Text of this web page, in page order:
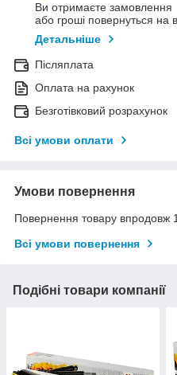
Ви отримаєте замовлення
або гроші повернуться на
Детальніше
Післяплата
Оплата на рахунок
Безготівковий розрахунок
Всі умови оплати
Умови повернення
Повернення товару впродовж
Всі умови повернення
Подібні товари компанії